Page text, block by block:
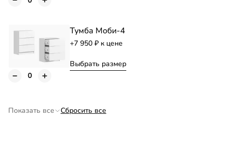
Тумба Моби-4
+7 950 к цене
Выбрать размер
Показать все Сбросить все